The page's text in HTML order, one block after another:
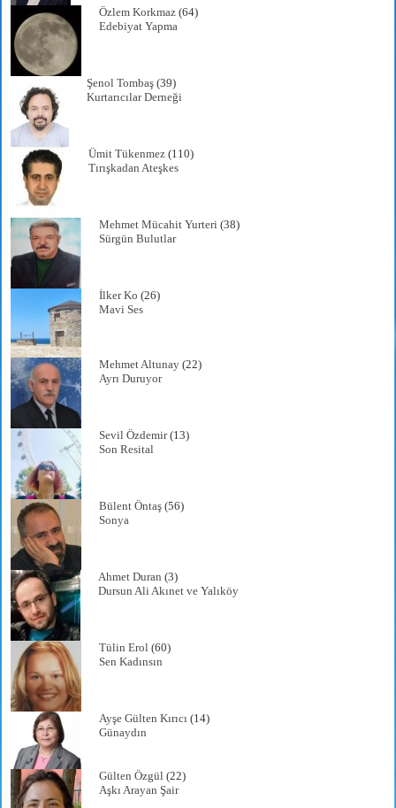
Özlem Korkmaz (64)
Edebiyat Yapma
Şenol Tombaş (39)
Kurtarıcılar Derneği
Ümit Tükenmez (110)
Tırışkadan Ateşkes
Mehmet Mücahit Yurteri (38)
Sürgün Bulutlar
İlker Ko (26)
Mavi Ses
Mehmet Altunay (22)
Ayrı Duruyor
Sevil Özdemir(13)
Son Resital
Bülent Öntaş (56)
Sonya
Ahmet Duran (3)
Dursun Ali Akınet ve Yalıköy
Tülin Erol (60)
Sen Kadınsın
Ayşe Gülten Kırıcı (14)
Günaydın
Gülten Özgül (22)
Aşkı Arayan Şair